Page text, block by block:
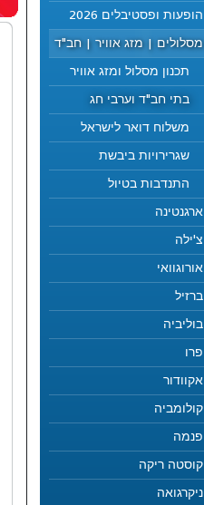
הופעות ופסטיבלים 2026
מסלולים | מזג אוויר | חב"ד
תכנון מסלול ומזג אוויר
בתי חב"ד וערבי חג
משלוח דואר לישראל
שגרירויות ביבשת
התנדבות בטיול
ארגנטינה
צ'ילה
אורוגוואי
ברזיל
בוליביה
פרו
אקוודור
קולומביה
פנמה
קוסטה ריקה
ניקרגואה